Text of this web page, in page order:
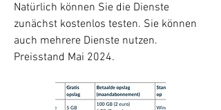
Natürlich können Sie die Dienste
zunächst kostenlos testen. Sie können
auch mehrere Dienste nutzen.
Preisstand Mai 2024.